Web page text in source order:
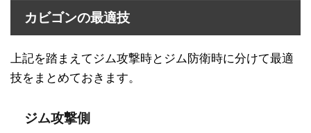
カビゴンの最適技
上記を踏まえてジム攻撃時とジム防衛時に分けて最適
技をまとめておきます。
ジム攻撃側